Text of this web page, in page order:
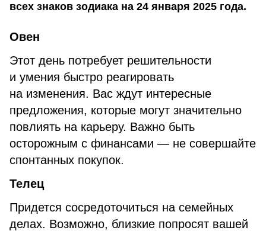
всех знаков зодиака на 24 января 2025 года.
Овен
Этот день потребует решительности
и умения быстро реагировать
на изменения. Вас ждут интересные
предложения, которые могут значительно
повлиять на карьеру. Важно быть
осторожным с финансами — не совершайте
спонтанных покупок.
Телец
Придется сосредоточиться на семейных
делах. Возможно, близкие попросят вашей